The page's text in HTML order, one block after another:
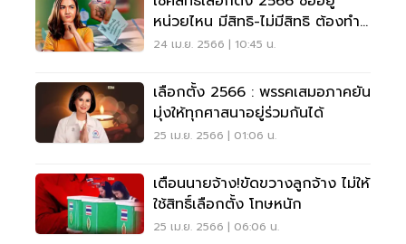
หน่วยไหน มีสิทธิ-ไม่มีสิทธิ ต้องทำ
อย่างไร
24 เม.ย. 2566 | 10:45 น.
เลือกตั้ง 2566 : พรรคเสมอภาคยัน
มุ่งให้ทุกศาสนาอยู่ร่วมกันได้
25 เม.ย. 2566 | 01:06 น.
เตือนนายจ้าง!ขัดขวางลูกจ้าง ไม่ให้
ใช้สิทธิ์เลือกตั้ง โทษหนัก
25 เม.ย. 2566 | 06:06 น.